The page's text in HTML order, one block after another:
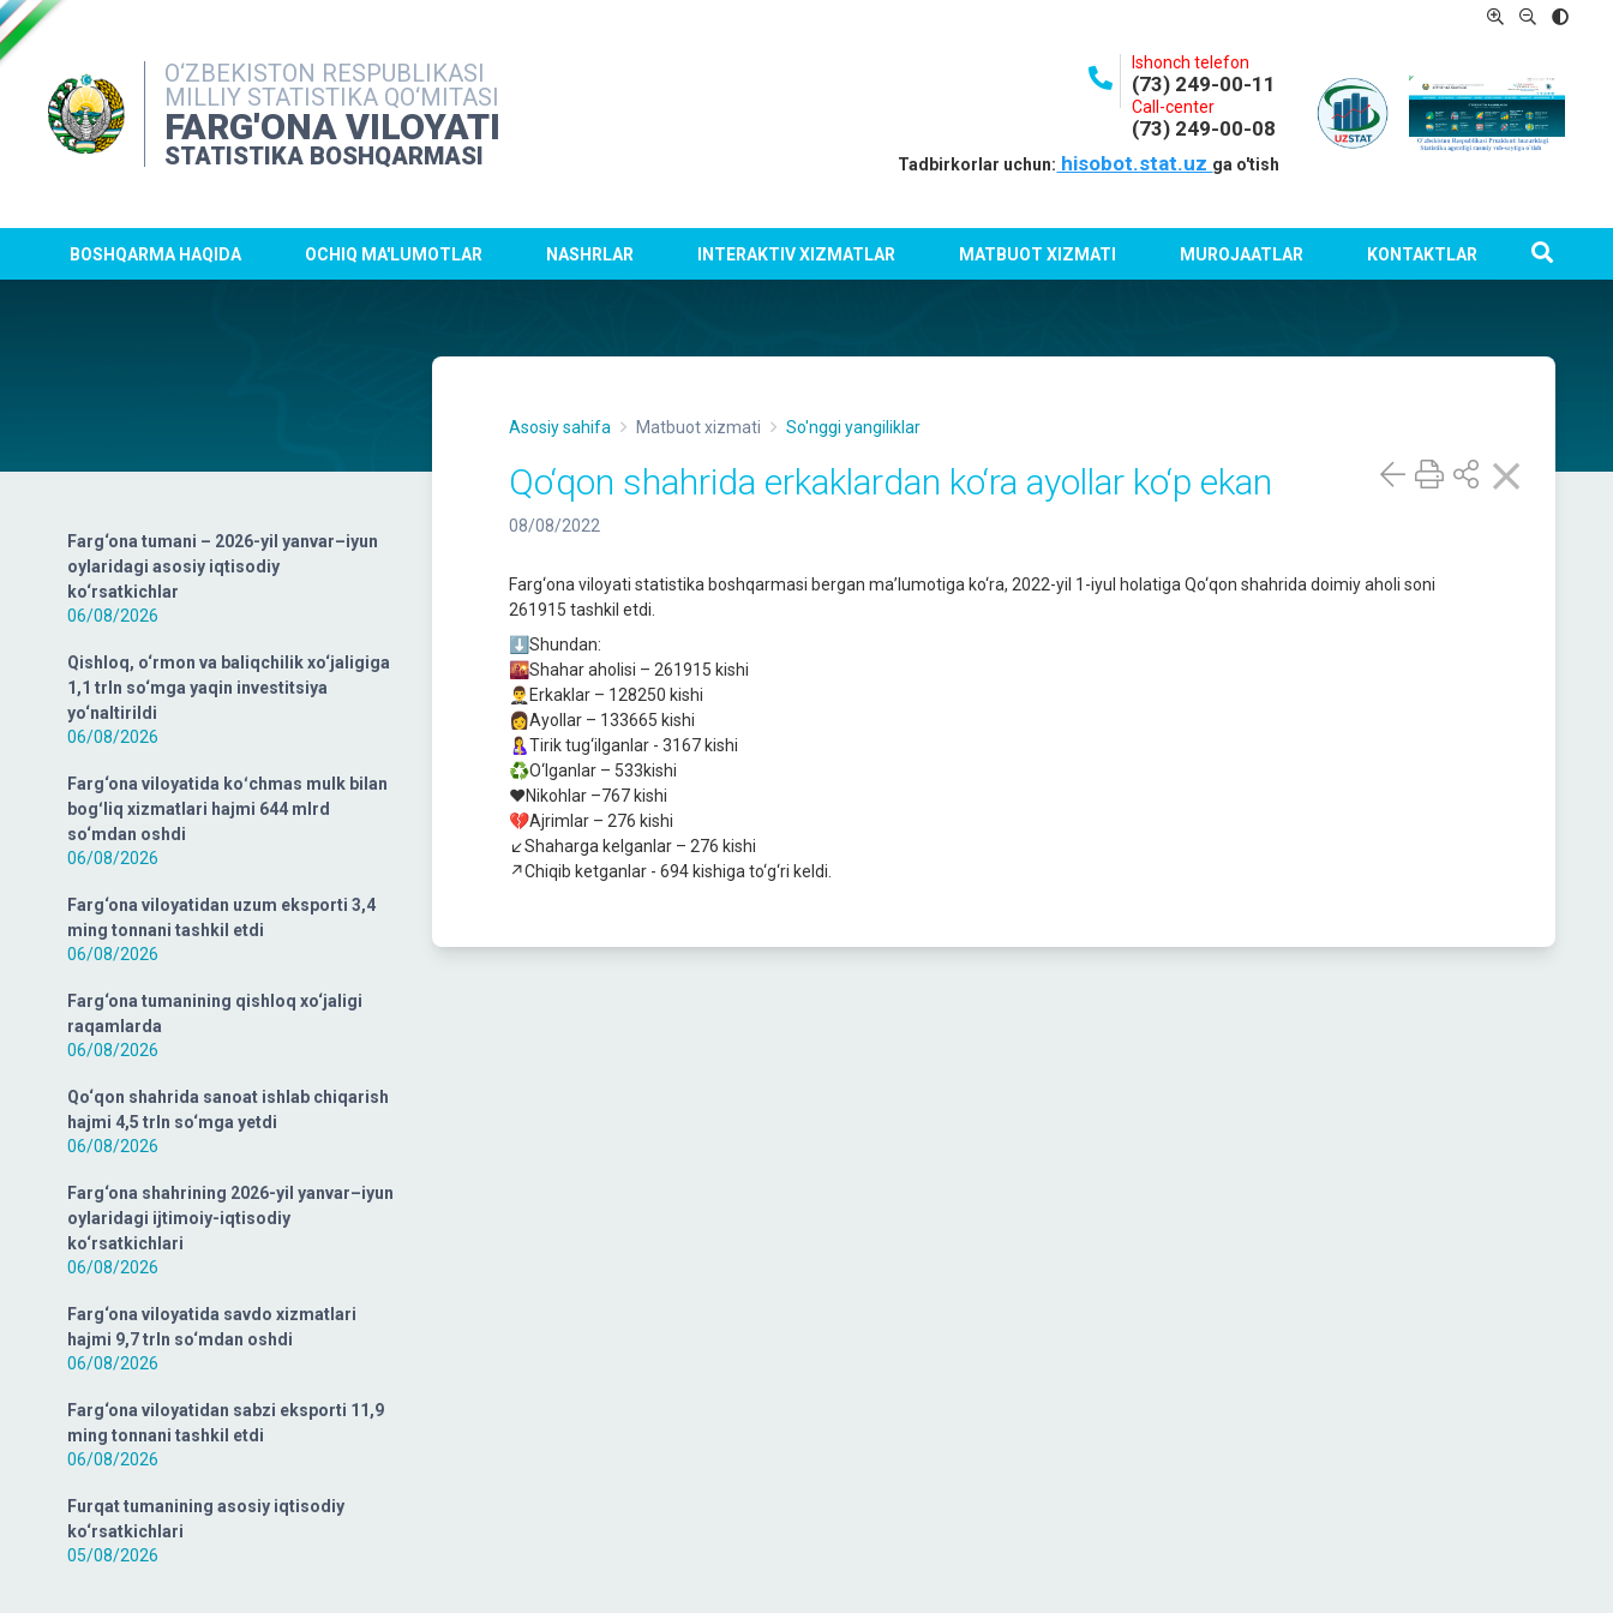
O‘ZBEKISTON RESPUBLIKASI
MILLIY STATISTIKA QO‘MITASI
FARG'ONA VILOYATI
STATISTIKA BOSHQARMASI
Ishonch telefon
(73) 249-00-11
Call-center
(73) 249-00-08
Tadbirkorlar uchun: hisobot.stat.uz ga o'tish
BOSHQARMA HAQIDA OCHIQ MA'LUMOTLAR NASHRLAR INTERAKTIV XIZMATLAR MATBUOT XIZMATI MUROJAATLAR KONTAKTLAR
Farg‘ona tumani – 2026-yil yanvar–iyun
oylaridagi asosiy iqtisodiy
ko‘rsatkichlar
06/08/2026
Qishloq, o‘rmon va baliqchilik xo‘jaligiga
1,1 trln so‘mga yaqin investitsiya
yo‘naltirildi
06/08/2026
Farg‘ona viloyatida koʻchmas mulk bilan
bogʻliq xizmatlari hajmi 644 mlrd
so‘mdan oshdi
06/08/2026
Farg‘ona viloyatidan uzum eksporti 3,4
ming tonnani tashkil etdi
06/08/2026
Farg‘ona tumanining qishloq xo‘jaligi
raqamlarda
06/08/2026
Qo‘qon shahrida sanoat ishlab chiqarish
hajmi 4,5 trln so‘mga yetdi
06/08/2026
Farg‘ona shahrining 2026-yil yanvar–iyun
oylaridagi ijtimoiy-iqtisodiy
ko‘rsatkichlari
06/08/2026
Farg‘ona viloyatida savdo xizmatlari
hajmi 9,7 trln so‘mdan oshdi
06/08/2026
Farg‘ona viloyatidan sabzi eksporti 11,9
ming tonnani tashkil etdi
06/08/2026
Furqat tumanining asosiy iqtisodiy
ko‘rsatkichlari
05/08/2026
Asosiy sahifa Matbuot xizmati So'nggi yangiliklar
Qo‘qon shahrida erkaklardan ko‘ra ayollar ko‘p ekan
08/08/2022
Farg‘ona viloyati statistika boshqarmasi bergan ma’lumotiga ko‘ra, 2022-yil 1-iyul holatiga Qo‘qon shahrida doimiy aholi soni
261915 tashkil etdi.
⬇️Shundan:
🌇Shahar aholisi – 261915 kishi
🤵‍♂️Erkaklar – 128250 kishi
👩Ayollar – 133665 kishi
🤱Tirik tug‘ilganlar - 3167 kishi
♻️O‘lganlar – 533kishi
❤️Nikohlar –767 kishi
💔Ajrimlar – 276 kishi
↙️Shaharga kelganlar – 276 kishi
↗️Chiqib ketganlar - 694 kishiga to‘g‘ri keldi.